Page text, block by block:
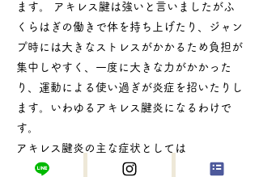
ます。 アキレス腱は強いと言いましたがふ
くらはぎの働きで体を持ち上げたり、ジャン
プ時には大きなストレスがかかるため負担が
集中しやすく、一度に大きな力がかかった
り、運動による使い過ぎが炎症を招いたりし
ます。いわゆるアキレス腱炎になるわけで
す。
アキレス腱炎の主な症状としては
アキレス腱をつかんだり、圧迫したりすると